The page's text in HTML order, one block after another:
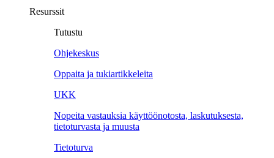
Resurssit
Tutustu
Ohjekeskus
Oppaita ja tukiartikkeleita
UKK
Nopeita vastauksia käyttöönotosta, laskutuksesta,
tietoturvasta ja muusta
Tietoturva